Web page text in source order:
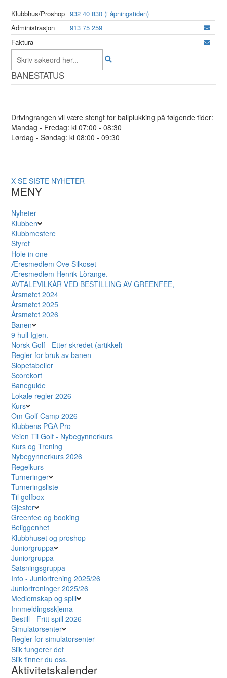
Klubbhus/Proshop 932 40 830 (i åpningstiden)
Administrasjon
913 75 259
Faktura
BANESTATUS
Drivingrangen vil være stengt for ballplukking på følgende tider:
Mandag - Fredag: kl 07:00 - 08:30
Lørdag - Søndag: kl 08:00 - 09:30
X SE SISTE NYHETER
MENY
Nyheter
Klubben
Klubbmestere
Styret
Hole in one
Æresmedlem Ove Silkoset
Æresmedlem Henrik Lòrange.
AVTALEVILKÅR VED BESTILLING AV GREENFEE,
Årsmøtet 2024
Årsmøtet 2025
Årsmøtet 2026
Banen
9 hull Igjen.
Norsk Golf - Etter skredet (artikkel)
Regler for bruk av banen
Slopetabeller
Scorekort
Baneguide
Lokale regler 2026
Kurs
Om Golf Camp 2026
Klubbens PGA Pro
Veien Til Golf - Nybegynnerkurs
Kurs og Trening
Nybegynnerkurs 2026
Regelkurs
Turneringer
Turneringsliste
Til golfbox
Gjester
Greenfee og booking
Beliggenhet
Klubbhuset og proshop
Juniorgruppa
Juniorgruppa
Satsningsgruppa
Info - Juniortrening 2025/26
Juniortreninger 2025/26
Medlemskap og spill
Innmeldingsskjema
Bestill - Fritt spill 2026
Simulatorsenter
Regler for simulatorsenter
Slik fungerer det
Slik finner du oss.
Aktivitetskalender